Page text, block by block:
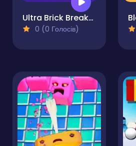
Ultra Brick Breaker
0 (0 Голосів)